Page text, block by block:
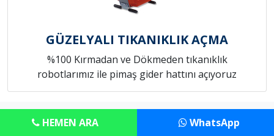
GÜZELYALI TIKANIKLIK AÇMA
%100 Kırmadan ve Dökmeden tıkanıklık
robotlarımız ile pimaş gider hattını açıyoruz
HEMEN ARA WhatsApp
Copyright © Anadolu Konut Tamircim